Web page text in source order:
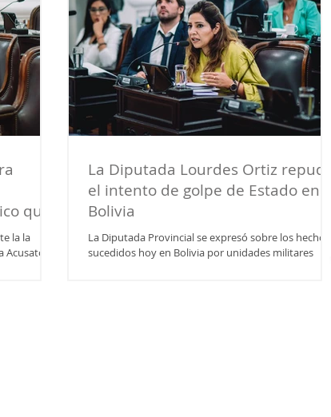
que
la la
La Diputada Lourdes Ortiz repudió
el intento de golpe de Estado en
Bolivia
La Diputada Provincial se expresó sobre los hechos
sucedidos hoy en Bolivia por unidades militares